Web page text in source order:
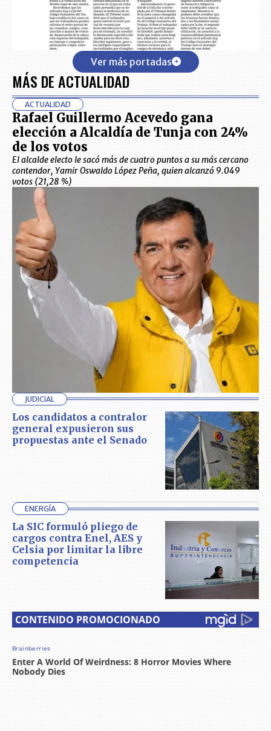
Ver más portadas
MÁS DE ACTUALIDAD
ACTUALIDAD
Rafael Guillermo Acevedo gana
elección a Alcaldía de Tunja con 24%
de los votos
El alcalde electo le sacó más de cuatro puntos a su más cercano
contendor, Yamir Oswaldo López Peña, quien alcanzó 9.049
votos (21,28 %)
JUDICIAL
Los candidatos a contralor
general expusieron sus
propuestas ante el Senado
ENERGÍA
La SIC formuló pliego de
cargos contra Enel, AES y
Celsia por limitar la libre
competencia